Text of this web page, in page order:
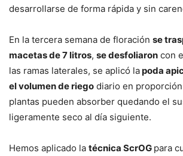
desarrollarse de forma rápida y sin
En la tercera semana de floración se
macetas de 7 litros, se desfoliaron con
las ramas laterales, se aplicó lapoda
el volumen de riego diario en
plantas pueden absorber quedando el
ligeramente seco al día siguiente.
Hemos aplicado la técnica ScrOG para